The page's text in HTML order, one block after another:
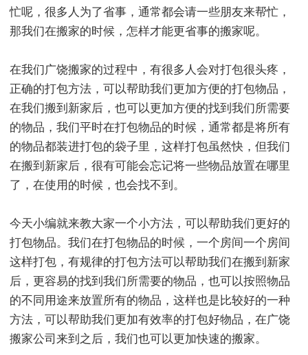
忙呢，很多人为了省事，通常都会请一些朋友来帮忙，
那我们在搬家的时候，怎样才能更省事的搬家呢。
在我们广饶搬家的过程中，有很多人会对打包很头疼，
正确的打包方法，可以帮助我们更加方便的打包物品，
在我们搬到新家后，也可以更加方便的找到我们所需要
的物品，我们平时在打包物品的时候，通常都是将所有
的物品都装进打包的袋子里，这样打包虽然快，但我们
在搬到新家后，很有可能会忘记将一些物品放置在哪里
了，在使用的时候，也会找不到。
今天小编就来教大家一个小方法，可以帮助我们更好的
打包物品。我们在打包物品的时候，一个房间一个房间
这样打包，有规律的打包方法可以帮助我们在搬到新家
后，更容易的找到我们所需要的物品，也可以按照物品
的不同用途来放置所有的物品，这样也是比较好的一种
方法，可以帮助我们更加有效率的打包好物品，在广饶
搬家公司来到之后，我们也可以更加快速的搬家。